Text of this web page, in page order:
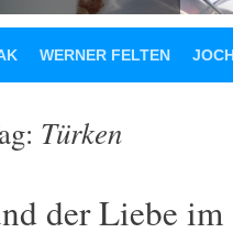
WERNER FELTEN
Türken
der Liebe im